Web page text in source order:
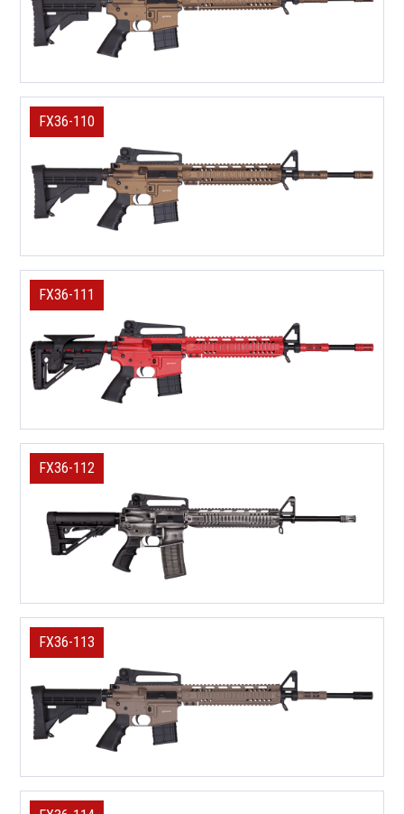
FX36-110
FX36-111
FX36-112
FX36-113